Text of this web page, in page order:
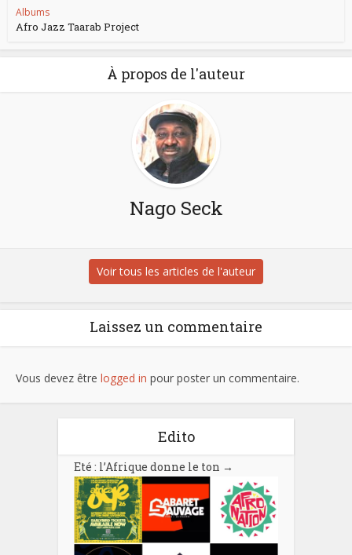
Albums
Afro Jazz Taarab Project
À propos de l'auteur
Nago Seck
Voir tous les articles de l'auteur
Laissez un commentaire
Vous devez être logged in pour poster un commentaire.
Edito
Eté : l’Afrique donne le ton →